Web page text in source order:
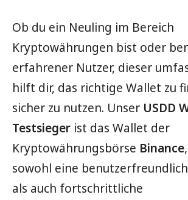
Ob du ein Neuling im Bereich
Kryptowährungen bist oder
erfahrener Nutzer, dieser
hilft dir, das richtige Wallet zu
sicher zu nutzen. Unser USDD
Testsieger ist das Wallet der
Kryptowährungsbörse Binance
sowohl eine
als auch fortschrittliche